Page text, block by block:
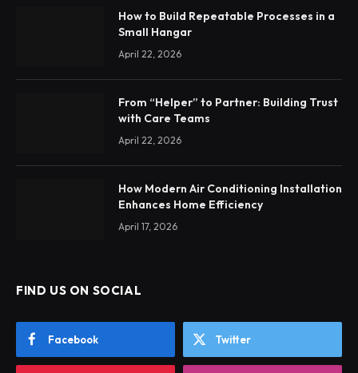
How to Build Repeatable Processes in a
Small Hangar
April 22, 2026
From “Helper” to Partner: Building Trust
with Care Teams
April 22, 2026
How Modern Air Conditioning Installation
Enhances Home Efficiency
April 17, 2026
FIND US ON SOCIAL
Facebook Twitter